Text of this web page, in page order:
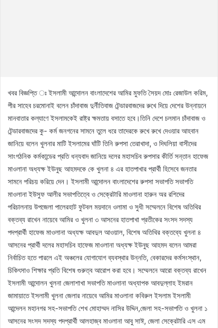
খবর বিজ্ঞপ্তি ঃ ইসলামী আন্দোলন বাংলাদেশের আমির মুফতি সৈয়দ মোঃ রেজাউল করিম,
পীর সাহেব চরমোনাই বলেন চাঁদাবাজ দুর্নীতিবাজ টেন্ডারবাজদের রুখে দিয়ে দেশের উন্নায়নে
মানবাতার কল্যাণে ইসলামকেই রাষ্ট্র ক্ষমতায় বসাতে হবে।তিনি দেশে চলমান চাঁদাবাজ ও
টেন্ডারবাজদের কু- কর্ম জনগনের সামনে তুলে ধরে তাদেরকে রুখে রুখে দেওয়ার আহবান
জানিয়ে বলেন খুলনার মাটি ইসলামের ঘাঁটি তিনি রুপসা তেরাখাদা, ও দিঘলিয়া বাসীদের
সাংগঠনিক কর্মকান্ডের প্রতি ধন্যবাদ জানিয়ে দলের মহাসচিব রুপসার কীর্তি সন্তান হাফেজ
মাওলানা অধ্যক্ষ ইউনুছ আহমদকে কে খুলনা ৪ এর হাতপাখার প্রার্থী হিসেবে জনতার
সামনে পরিচয় করিয়ে দেন। ইসলামী আন্দোলন বাংলাদেশের রুপসা সভাপতি সভাপতি
মাওলানা ইউসুফ আলীর সভাপতিত্বে ও সেক্রেটারি মাওলানা হারুন অর রশিদের
পরিচালনায় উপজেলা পালেরহাট ফুটবল ময়দানে ওলামা ও সুধী সম্মেলনে বিশেষ অতিথির
বক্তব্য রাখেন নায়েবে আমির ও খুলনা ৩ আসনের হাতপাখা প্রতীকের সংসদ সদস্য
পদপ্রার্থী হাফেজ মাওলানা অধ্যক্ষ আবদুল আওয়াল, বিশেষ অতিথির বক্তব্যে খুলনা ৪
আসনের প্রার্থী দলের মহাসচিব হাফেজ মাওলানা অধ্যক্ষ ইউনুছ আহমদ বলেন আমরা
নির্বাচিত হতে পারলে এই অঞ্চলের যোগাযোগ ব্যবস্থার উন্নতি, বেকারদের কর্মসংস্থান,
চিকিৎসাও শিক্ষার প্রতি বিশেষ গুরুত্ব আরোপ করা হবে। সম্মেলনে আরো বক্তব্য রাখেন
ইসলামী আন্দোলন খুলনা জেলাশাখা সভাপতি মাওলানা অধ্যাপক আবদুল্লাহ ইমরান
জামায়াতে ইসলামী খুলনা জেলার নায়েবে আমির মাওলানা কবিরুল ইসলাম ইসলামী
আন্দেলন মহানগর সহ-সভাপতি শেখ মোহাম্মদ নাসির উদ্দিন,জেলা সহ-সভাপতি ও খুলনা ১
আসনের সংসদ সদস্য পদপ্রার্থী আলহাজ্ব মাওলানা আবু সাঈ, জেলা সেক্রেটারি এস এম